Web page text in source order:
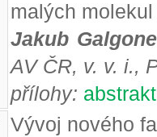
malých molekul
Jakub
AV ČR, v. v. i.,
přílohy: abstrakt
Vývoj nového